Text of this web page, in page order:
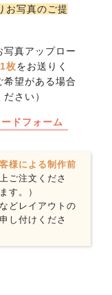
お写真のご提
写真アップロー
枚をお送りく
希望がある場合
さい）
ドフォーム
様による制作前
ご注文くださ
す。）
どレイアウトの
し付けくださ